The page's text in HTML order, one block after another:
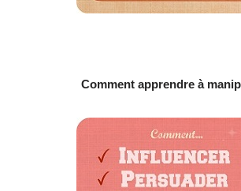
Comment apprendre à